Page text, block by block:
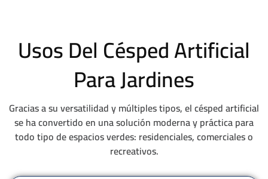
Usos Del Césped Artificial
Para Jardines
Gracias a su versatilidad y múltiples tipos, el césped artificial
se ha convertido en una solución moderna y práctica para
todo tipo de espacios verdes: residenciales, comerciales o
recreativos.